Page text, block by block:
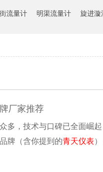
流量计 明渠流量计 旋进
厂家推荐
多，技术与口碑已全面崛
牌（含你提到的青天仪表